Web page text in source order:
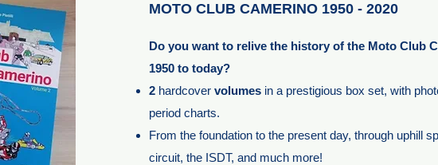
MOTO CLUB CAMERINO 1950 - 2020
Do you want to relive the history of the Moto Club
1950 to today?
2 hardcover volumes in a prestigious box set, with
period charts.
From the foundation to the present day, through uphill
circuit, the ISDT, and much more!